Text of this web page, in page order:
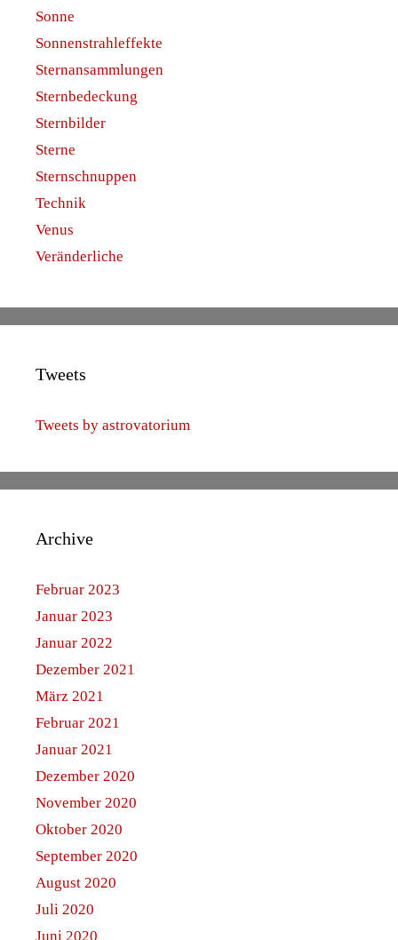
Sonne
Sonnenstrahleffekte
Sternansammlungen
Sternbedeckung
Sternbilder
Sterne
Sternschnuppen
Technik
Venus
Veränderliche
Tweets
Tweets by astrovatorium
Archive
Februar 2023
Januar 2023
Januar 2022
Dezember 2021
März 2021
Februar 2021
Januar 2021
Dezember 2020
November 2020
Oktober 2020
September 2020
August 2020
Juli 2020
Juni 2020